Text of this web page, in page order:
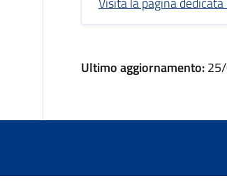
Ultimo aggiornamento: